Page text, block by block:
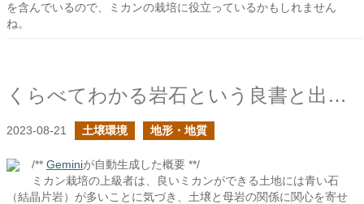
を含んでいるので、ミカンの栽培に役立っているかもしれません
ね。
くらべてわかる岩石という良書と出会った
2023-08-21 土壌環境 地形・地質
/** Geminiが自動生成した概要 **/
ミカン栽培の上級者は、良いミカンができる土地には青い石
（結晶片岩）が多いことに気づき、土壌と母岩の関係に関心を寄せ